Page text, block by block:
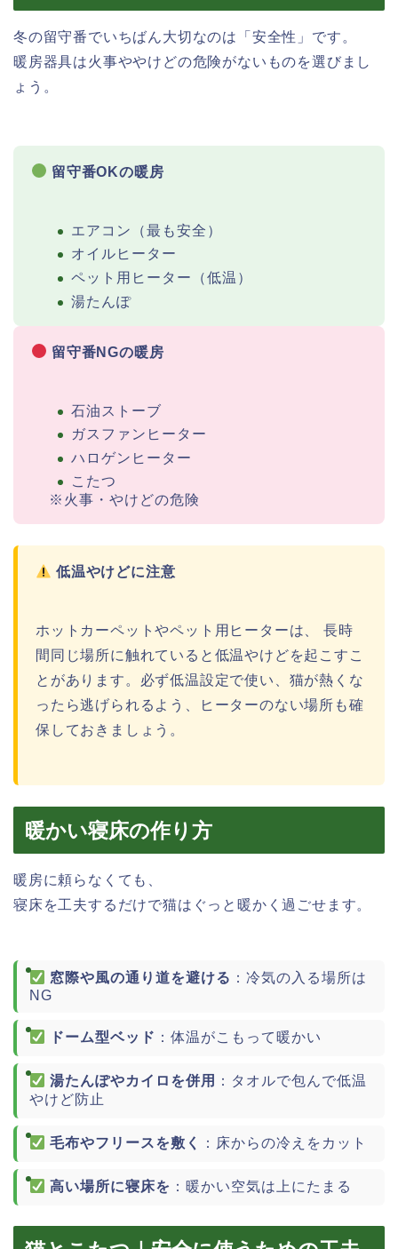
冬の留守番でいちばん大切なのは「安全性」です。
暖房器具は火事ややけどの危険がないものを選びまし
ょう。
留守番OKの暖房
エアコン（最も安全）
オイルヒーター
ペット用ヒーター（低温）
湯たんぽ
留守番NGの暖房
石油ストーブ
ガスファンヒーター
ハロゲンヒーター
こたつ
※火事・やけどの危険
低温やけどに注意
ホットカーペットやペット用ヒーターは、 長時
間同じ場所に触れていると低温やけどを起こすこ
とがあります。必ず低温設定で使い、猫が熱くな
ったら逃げられるよう、ヒーターのない場所も確
保しておきましょう。
暖かい寝床の作り方
暖房に頼らなくても、
寝床を工夫するだけで猫はぐっと暖かく過ごせます。
窓際や風の通り道を避ける ：冷気の入る場所は
NG
ドーム型ベッド ：体温がこもって暖かい
湯たんぽやカイロを併用
：タオルで包んで低温
やけど防止
毛布やフリースを敷く ：床からの冷えをカット
高い場所に寝床を ：暖かい空気は上にたまる